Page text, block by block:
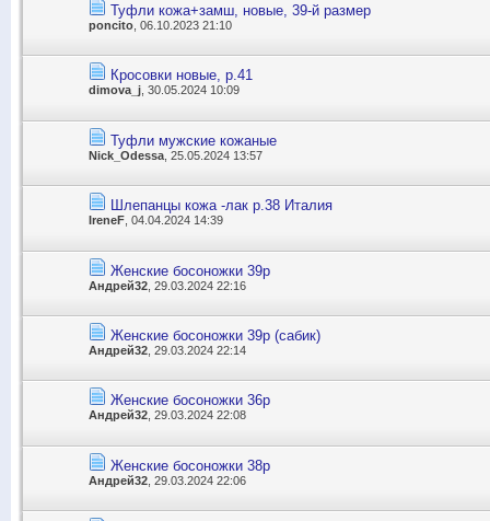
Туфли кожа+замш, новые, 39-й размер
poncito , 06.10.2023 21:10
Кросовки новые, р.41
dimova_j , 30.05.2024 10:09
Туфли мужские кожаные
Nick_Odessa , 25.05.2024 13:57
Шлепанцы кожа -лак р.38 Италия
IreneF , 04.04.2024 14:39
Женские босоножки 39р
Андрей32 , 29.03.2024 22:16
Женские босоножки 39р (сабик)
Андрей32 , 29.03.2024 22:14
Женские босоножки 36р
Андрей32, 29.03.2024 22:08
Женские босоножки 38р
Андрей32 , 29.03.2024 22:06